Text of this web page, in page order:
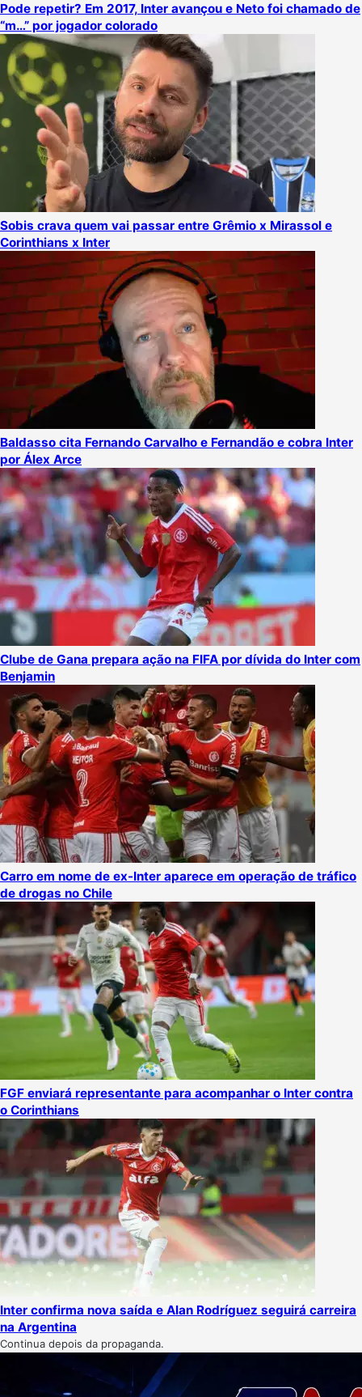
Pode repetir? Em 2017, Inter avançou e Neto foi chamado de
“m…” por jogador colorado
Sobis crava quem vai passar entre Grêmio x Mirassol e
Corinthians x Inter
Baldasso cita Fernando Carvalho e Fernandão e cobra Inter
por Álex Arce
Clube de Gana prepara ação na FIFA por dívida do Inter com
Benjamin
Carro em nome de ex-Inter aparece em operação de tráfico
de drogas no Chile
FGF enviará representante para acompanhar o Inter contra
o Corinthians
Inter confirma nova saída e Alan Rodríguez seguirá carreira
na Argentina
Continua depois da propaganda.